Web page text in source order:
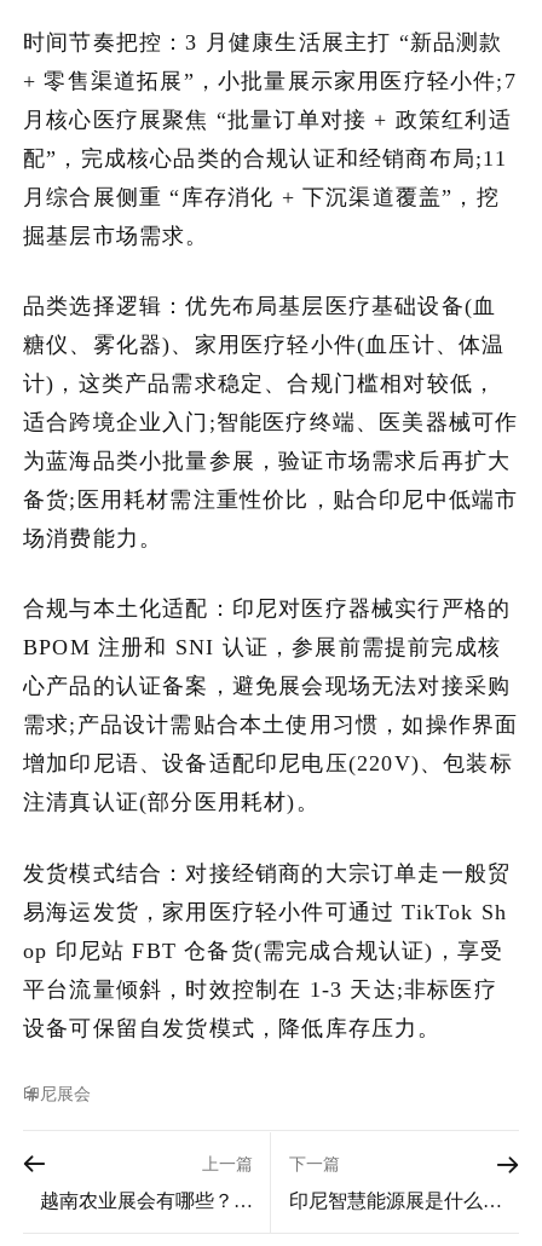
时间节奏把控：3 月健康生活展主打 “新品测款
+ 零售渠道拓展”，小批量展示家用医疗轻小件;7
月核心医疗展聚焦 “批量订单对接 + 政策红利适
配”，完成核心品类的合规认证和经销商布局;11
月综合展侧重 “库存消化 + 下沉渠道覆盖”，挖
掘基层市场需求。
品类选择逻辑：优先布局基层医疗基础设备(血
糖仪、雾化器)、家用医疗轻小件(血压计、体温
计)，这类产品需求稳定、合规门槛相对较低，
适合跨境企业入门;智能医疗终端、医美器械可作
为蓝海品类小批量参展，验证市场需求后再扩大
备货;医用耗材需注重性价比，贴合印尼中低端市
场消费能力。
合规与本土化适配：印尼对医疗器械实行严格的
BPOM 注册和 SNI 认证，参展前需提前完成核
心产品的认证备案，避免展会现场无法对接采购
需求;产品设计需贴合本土使用习惯，如操作界面
增加印尼语、设备适配印尼电压(220V)、包装标
注清真认证(部分医用耗材)。
发货模式结合：对接经销商的大宗订单走一般贸
易海运发货，家用医疗轻小件可通过 TikTok Sh
op 印尼站 FBT 仓备货(需完成合规认证)，享受
平台流量倾斜，时效控制在 1-3 天达;非标医疗
设备可保留自发货模式，降低库存压力。
印尼展会
上一篇
越南农业展会有哪些？优
下一篇
印尼智慧能源展是什么时